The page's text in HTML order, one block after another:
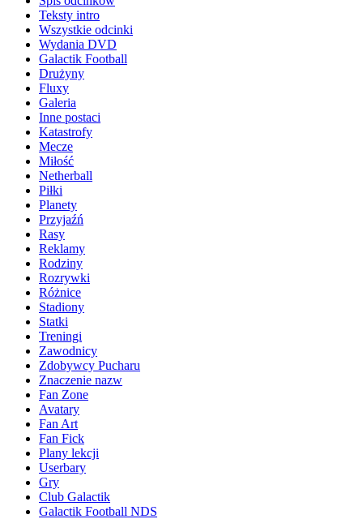
Teksty intro
Wszystkie odcinki
Wydania DVD
Galactik Football
Drużyny
Fluxy
Galeria
Inne postaci
Katastrofy
Mecze
Miłość
Netherball
Piłki
Planety
Przyjaźń
Rasy
Reklamy
Rodziny
Rozrywki
Różnice
Stadiony
Statki
Treningi
Zawodnicy
Zdobywcy Pucharu
Znaczenie nazw
Fan Zone
Avatary
Fan Art
Fan Fick
Plany lekcji
Userbary
Gry
Club Galactik
Galactik Football NDS